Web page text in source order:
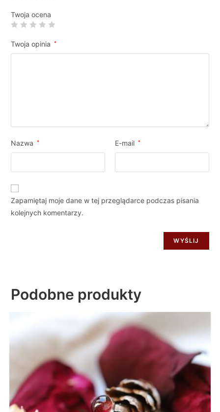
Twoja ocena
Twoja opinia *
Nazwa * E-mail *
Zapamiętaj moje dane w tej przeglądarce podczas pisania
kolejnych komentarzy.
Podobne produkty